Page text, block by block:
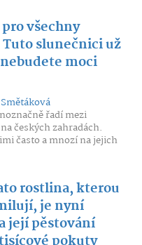
všechny
slunečnici už
moci
řadí mezi
českých zahradách.
často a mnozí na jejich
rostlina, kterou
je nyní
její pěstování